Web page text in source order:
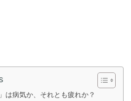
は病気か、それとも疲れか？